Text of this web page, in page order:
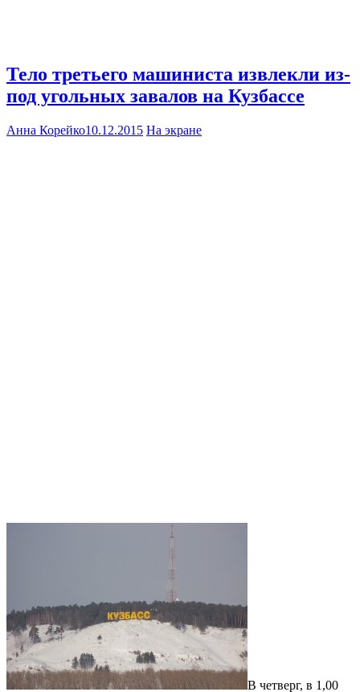
Тело третьего машиниста извлекли из-
под угольных завалов на Кузбассе
Анна Корейко10.12.2015 На экране
В четверг, в 1,00